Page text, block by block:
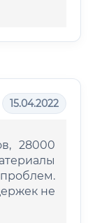
15.04.2022
28000
не